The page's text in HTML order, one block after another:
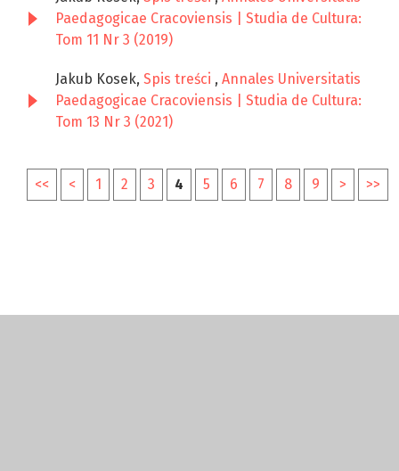
Paedagogicae Cracoviensis | Studia de Cultura:
Tom 11 Nr 3 (2019)
Jakub Kosek, Spis treści , Annales Universitatis
Paedagogicae Cracoviensis | Studia de Cultura:
Tom 13 Nr 3 (2021)
<< < 1 2 3 4 5 6 7 8 9 > >>